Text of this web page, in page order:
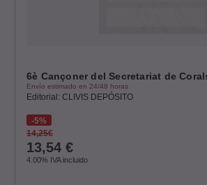
6è Cançoner del Secretariat de
Envío estimado en 24/48 horas
Editorial: CLIVIS DEPÓSITO
5%
14,25€
13,54 €
4.00% IVA incluido